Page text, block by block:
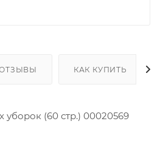
КАК КУПИТЬ
уборок (60 стр.) 00020569